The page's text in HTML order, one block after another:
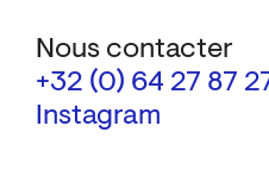
Nous contacter
+32 (0) 64 27 87
Instagram